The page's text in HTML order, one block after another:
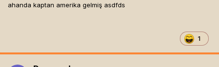
ahanda kaptan amerika gelmiş asdfds
1